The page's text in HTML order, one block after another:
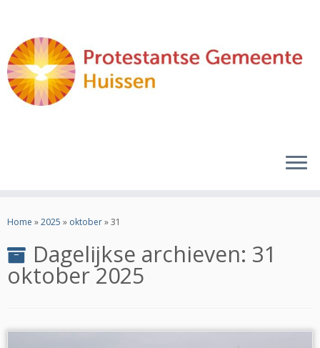
naarHome »2025 » oktober»31
Dagelijkse archieven: 31
oktober 2025